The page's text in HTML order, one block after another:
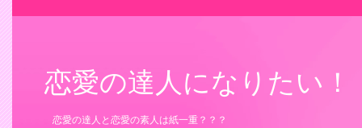
恋愛の達人になりたい！
恋愛の達人と恋愛の素人は紙一重？？？